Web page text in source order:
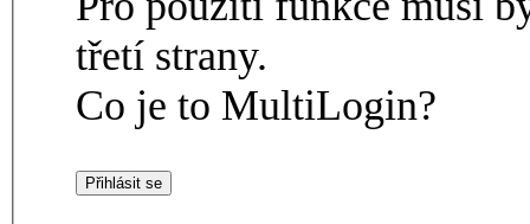
třetí strany.
Co je to MultiLogin?